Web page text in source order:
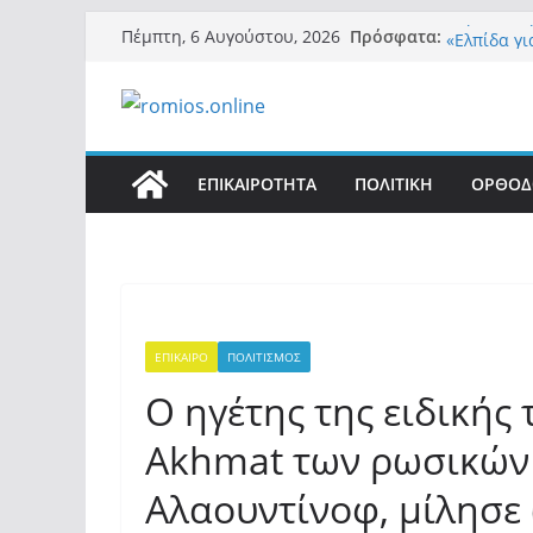
Μετάβαση
περιεχόμενο
Πέμπτη, 6 Αυγούστου, 2026 Πρόσφατα: Περί
ένοικοι
σαρώνει
ΕΠΙΚΑΙΡΟΤΗΤΑ ΠΟΛΙΤΙΚΗ
ΕΠΙΚΑΙΡΟ ΠΟΛΙΤΙΣΜΟΣ
Ο ηγέτης της
Akhmat των
Αλαουντίνοφ,